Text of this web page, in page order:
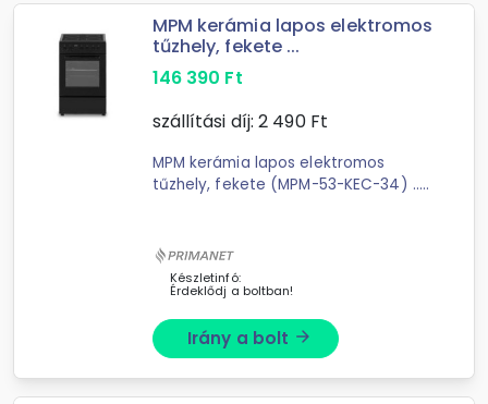
MPM kerámia lapos elektromos
tűzhely, fekete ...
146 390 Ft
szállítási díj: 2 490Ft
MPM kerámia lapos elektromos
tűzhely, fekete (MPM-53-KEC-34) ...
Rács Sütőlemez Műszaki
Készletinfó:
Érdeklődj a boltban!
Irány a bolt arrow_forward